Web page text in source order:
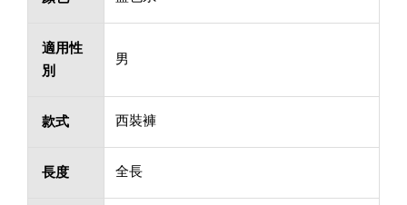
適用性
別
男
款式 西裝褲
長度 全長